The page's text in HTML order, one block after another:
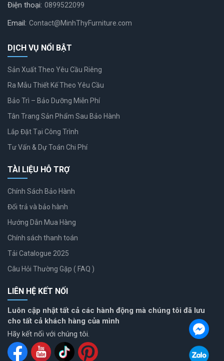
Điện thoại: 0899522099
Email: Contact@MinhThyFurniture.com
DỊCH VỤ NỔI BẬT
Sản Xuất Theo Yêu Cầu Riêng
Ra Mẫu Thiết Kế Theo Yêu Cầu
Bảo Trì – Bảo Dưỡng Miễn Phí
Tân Trang Sản Phẩm Sau Bảo Hành
Lắp Đặt Tại Công Trình
Tư Vấn & Dự Toán Chi Phí
TÀI LIỆU HỖ TRỢ
Chính Sách Bảo Hành
Đổi trả và bảo hành
Hướng Dẫn Mua Hàng
Chính sách thanh toán
Tải Catalogue 2025
Câu Hỏi Thường Gặp ( FAQ )
LIÊN HỆ KẾT NỐI
Luôn cập nhật tất cả các hành động mà chúng tôi đã lưu
cho tất cả khách hàng của mình
Hãy kết nối với chúng tôi.